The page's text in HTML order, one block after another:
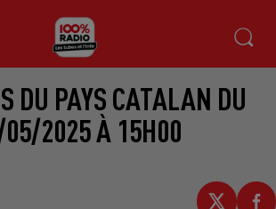
DU PAYS CATALAN DU
2025 À 15H00